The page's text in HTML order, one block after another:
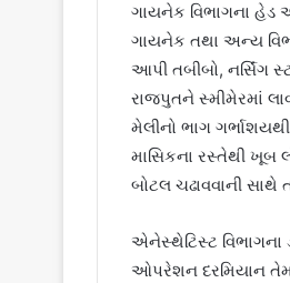
ગાયનેક વિભાગના હેડ
ગાયનેક તથા અન્ય
આપી તબીબો, નર્સિંગ
રાજપુતને સ્મીમેરમાં
મેલીનો ભાગ
માસિકના રસ્તેથી ખૂબ
બોટલ ચઢાવવાની સાથે
એનેસ્થેટિસ્ટ વિભાગના
ઓપરેશન દરમિયાન